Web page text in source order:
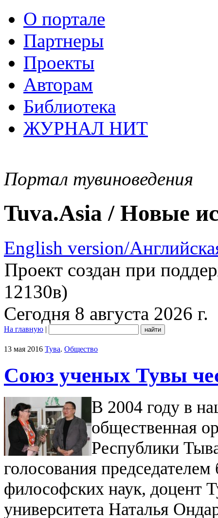
О портале
Партнеры
Проекты
Авторам
Библиотека
ЖУРНАЛ НИТ
Портал тувиноведения
Tuva.Asia / Новые
English version/
Проект создан при
12130в)
Сегодня 8 августа 2026 г.
На главную |
13 мая 2016 Тува. Общество
Союз ученых Тувы
В 2004 году в
общественная
Республики
голосования
философских наук, доцент
университета Наталья